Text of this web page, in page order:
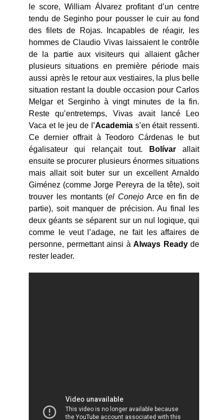
le score, William Álvarez profitant d’un centre
tendu de Seginho pour pousser le cuir au fond
des filets de Rojas. Incapables de réagir, les
hommes de Claudio Vivas laissaient le contrôle
de la partie aux visiteurs qui allaient gâcher
plusieurs situations en première période mais
aussi après le retour aux vestiaires, la plus belle
situation restant la double occasion pour Carlos
Melgar et Serginho à vingt minutes de la fin.
Reste qu’entretemps, Vivas avait lancé Leo
Vaca et le jeu de l’Academias’en était ressenti.
Ce dernier offrait à Teodoro Cárdenas le but
égalisateur qui relançait tout.
Bolívar allait
ensuite se procurer plusieurs énormes situations
mais allait soit buter sur un excellent Arnaldo
Giménez (comme Jorge Pereyra de la tête), soit
trouver les montants (el Conejo Arce en fin de
partie), soit manquer de précision. Au final les
deux géants se séparent sur un nul logique, qui
comme le veut l’adage, ne fait les affaires de
personne, permettant ainsi à Always Readyde
rester leader.